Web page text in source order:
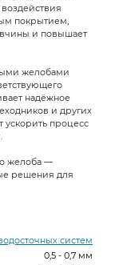
покрытием,
и повышает
желобами
надёжное
и других
ускорить процесс
желоба —
решения для
систем
0,5 - 0,7 мм